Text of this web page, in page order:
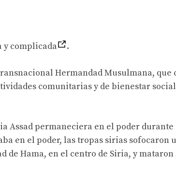
y complicada .
Hermandad Musulmana, que
comunitarias y de bienestar
Assad permaneciera en el poder durante
en el poder, las tropas sirias sofocaron
de Hama, en el centro de Siria, y mataron